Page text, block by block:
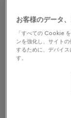
お客様のデータ
「すべての Cookie
ンを強化し、サイト
するために、デバイ
す。